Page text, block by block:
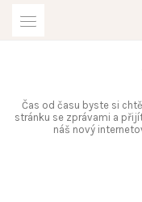
Čas od času byste si
stránku se zprávami a
náš nový